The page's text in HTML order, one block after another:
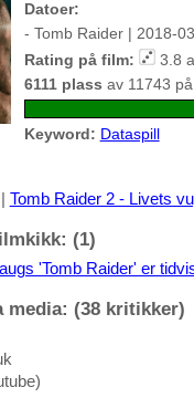
Datoer:
- Tomb Raider | 2018-
Rating på film:
3.8
6111 plass av 11743 på
Keyword: Dataspill
| Tomb Raider 2 - Livets
(1)
'Tomb Raider' er
(38 kritikker)